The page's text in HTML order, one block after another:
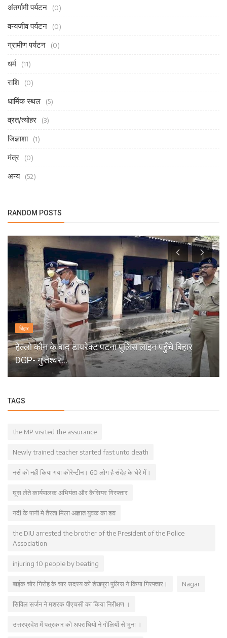
अंतर्गामी पर्यटन (0)
वन्यजीव पर्यटन (0)
ग्रामीण पर्यटन (0)
धर्म (11)
राशि (0)
धार्मिक स्थल (5)
व्रत/त्योहर (3)
जिज्ञाशा (1)
मंत्र (0)
अन्य (52)
RANDOM POSTS
बिहार
हेल्लो कौन के बाद डायरेक्ट पटना पुलिस लाइन पहुँचे बिहार
DGP- गुप्तेश्वर...
TAGS
the MP visited the assurance
Newly trained teacher started fast unto death
नर्स को नही किया गया कोरेन्टीन। 60 लोग है संदेह के घेरे में।
घूस लेते कार्यपालक अभियंता और कैसियर गिरफ्तार
नदी के पानी मे तैरता मिला अज्ञात युवक का शव
the DIU arrested the brother of the President of the Police
Association
injuring 10 people by beating
बाईक चोर गिरोह के चार सदस्य को शेखपूरा पुलिस ने किया गिरफ्तार। Nagar
सिविल सर्जन ने मशरक पीएचसी का किया निरीक्षण ।
उत्तरप्रदेश में पत्रकार को अपराधियो ने गोलियों से भुना ।